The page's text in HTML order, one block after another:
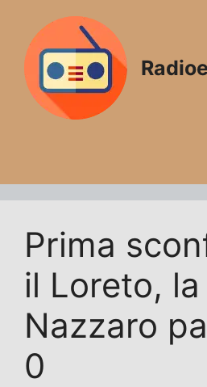
contenuto
Prima
il Loreto,
Nazzaro
0